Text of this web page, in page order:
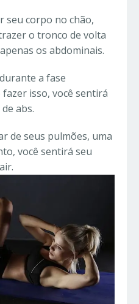
seu corpo no chão,
o tronco de volta
os abdominais.
a fase
isso, você sentirá
abs.
de seus pulmões, uma
você sentirá seu